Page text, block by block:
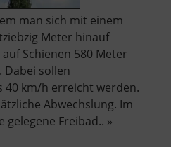
man sich mit einem
Meter hinauf
Schienen 580 Meter
Dabei sollen
40 km/h erreicht werden.
Abwechslung. Im
gelegene Freibad.. »